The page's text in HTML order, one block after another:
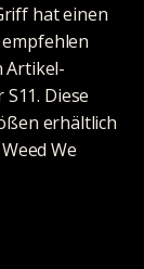
hat einen
Artikel-
Diese
erhältlich
We